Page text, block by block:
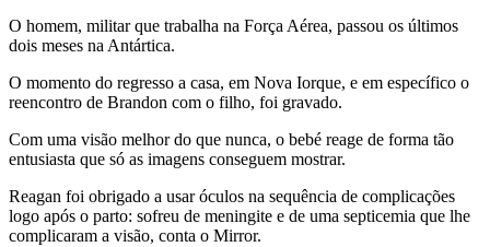
O homem, militar que trabalha na Força Aérea, passou os últimos
dois meses na Antártica.
O momento do regresso a casa, em Nova Iorque, e em específico o
reencontro de Brandon com o filho, foi gravado.
Com uma visão melhor do que nunca, o bebé reage de forma tão
entusiasta que só as imagens conseguem mostrar.
Reagan foi obrigado a usar óculos na sequência de complicações
logo após o parto: sofreu de meningite e de uma septicemia que lhe
complicaram a visão, conta o Mirror.